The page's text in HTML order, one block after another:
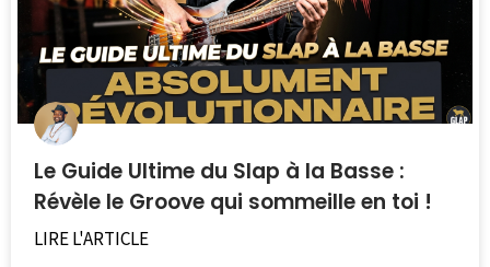
Le Guide Ultime du Slap à la Basse :
Révèle le Groove qui sommeille en toi !
LIRE L'ARTICLE